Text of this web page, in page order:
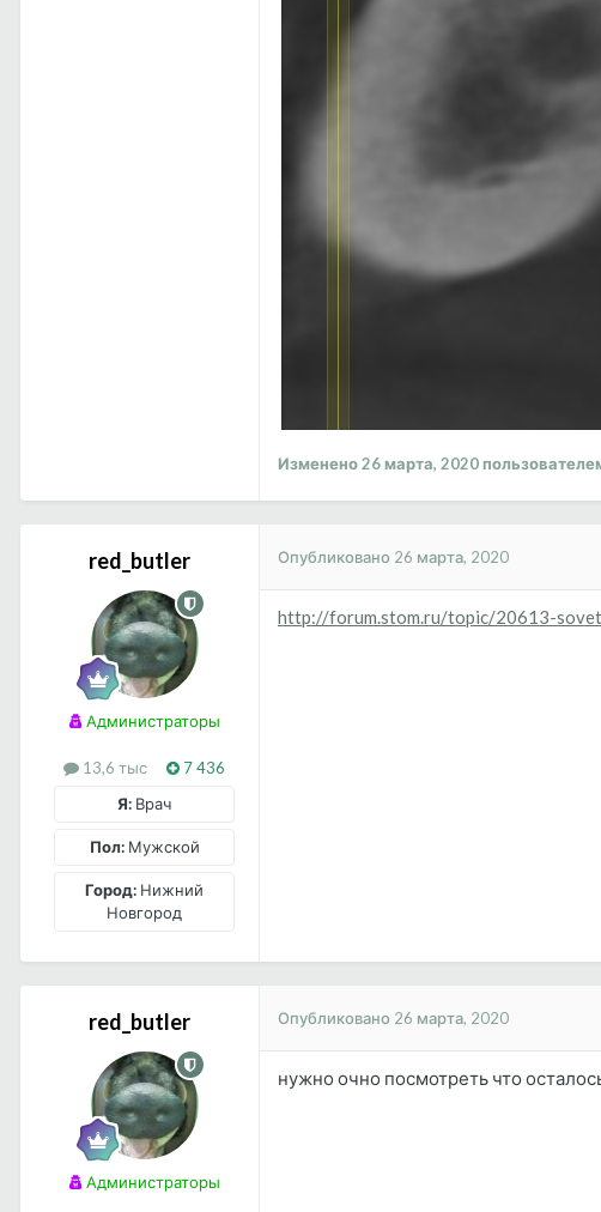
Изменено26 марта, 2020
red_butler
Администраторы
13,6 тыс
7 436
Я: Врач
Пол:Мужской
Город: Нижний
Новгород
Опубликовано 26 марта, 2020
http://forum.stom.ru/topic/20613-
red_butler
Администраторы
Опубликовано 26 марта, 2020
нужно очно посмотреть что